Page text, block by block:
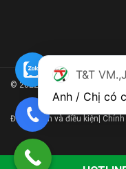
© 2022 Bangtaicaosu.com.vn
Điều khoản và điều kiện
T&T
Anh / Chị có